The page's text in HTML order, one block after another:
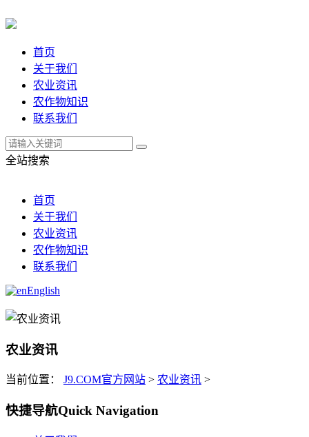
首页
关于我们
农业资讯
农作物知识
联系我们
全站搜索
首页
关于我们
农业资讯
农作物知识
联系我们
English
农业资讯
当前位置： J9.COM官方网站 > 农业资讯 >
快捷导航Quick Navigation